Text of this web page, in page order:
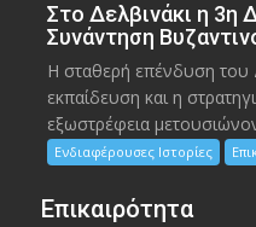
Στο Δελβινάκι η 3η
Συνάντηση
Η σταθερή επένδυση
εκπαίδευση και η
εξωστρέφεια
Ενδιαφέρουσες Ιστορίες
Επικαιρότητα